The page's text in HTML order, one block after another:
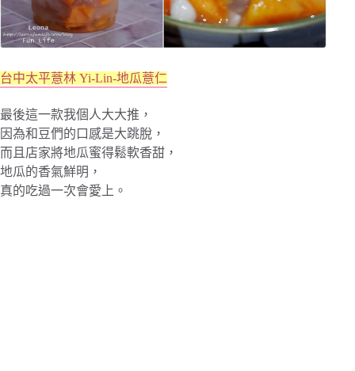
台中太平薏林 Yi-Lin-地瓜薏仁
最後這一款我個人大大推，
因為和豆們的口感是大跳脫，
而且店家將地瓜蜜得鬆軟香甜，
地瓜的香氣鮮明，
真的吃過一次會愛上。